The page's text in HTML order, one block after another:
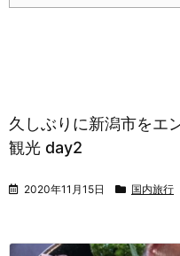
久しぶりに新潟市をエ
観光 day2
2020年11月15日 国内旅行